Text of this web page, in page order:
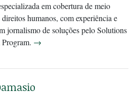
em cobertura de meio
humanos, com experiência e
jornalismo de soluções pelo Solutions
→